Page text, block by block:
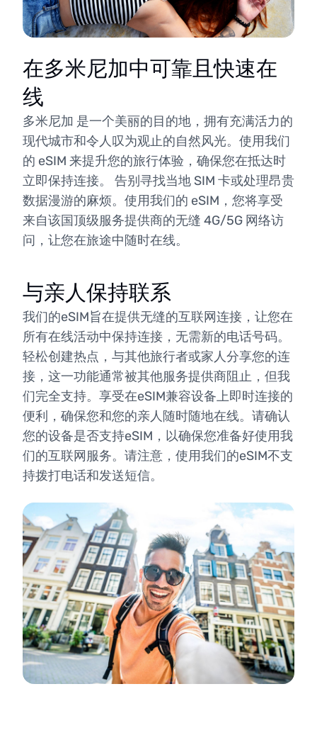
在多米尼加中可靠且快速在
线
多米尼加 是一个美丽的目的地，拥有充满活力的
现代城市和令人叹为观止的自然风光。使用我们
的 eSIM 来提升您的旅行体验，确保您在抵达时
立即保持连接。 告别寻找当地 SIM 卡或处理昂贵
数据漫游的麻烦。使用我们的 eSIM，您将享受
来自该国顶级服务提供商的无缝 4G/5G 网络访
问，让您在旅途中随时在线。
与亲人保持联系
我们的eSIM旨在提供无缝的互联网连接，让您在
所有在线活动中保持连接，无需新的电话号码。
轻松创建热点，与其他旅行者或家人分享您的连
接，这一功能通常被其他服务提供商阻止，但我
们完全支持。享受在eSIM兼容设备上即时连接的
便利，确保您和您的亲人随时随地在线。请确认
您的设备是否支持eSIM，以确保您准备好使用我
们的互联网服务。请注意，使用我们的eSIM不支
持拨打电话和发送短信。